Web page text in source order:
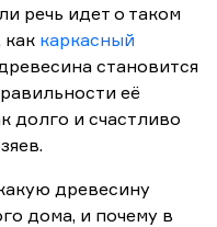
речь идет о таком
как каркасный
становится
её
долго и счастливо
древесину
дома, и почему в